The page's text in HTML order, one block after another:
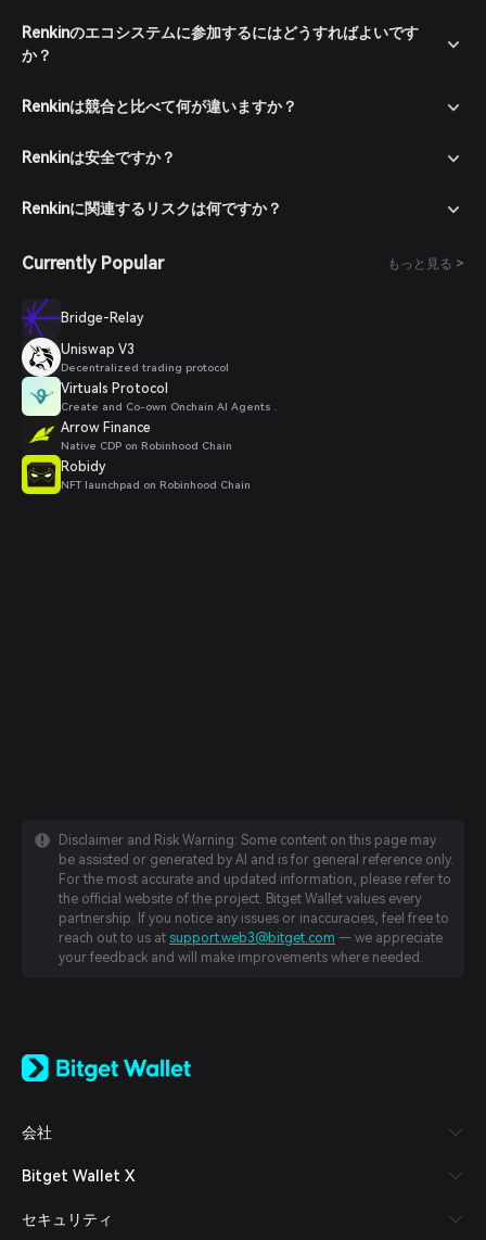
Renkinのエコシステムに参加するにはどうすればよいです
か？
Renkinは競合と比べて何が違いますか？
Renkinは安全ですか？
Renkinに関連するリスクは何ですか？
Currently Popular もっと見る >
Bridge-Relay
Uniswap V3
Decentralized trading protocol
Virtuals Protocol
Create and Co-own Onchain AI Agents .
Arrow Finance
Native CDP on Robinhood Chain
Robidy
NFT launchpad on Robinhood Chain
Disclaimer and Risk Warning: Some content on this page may
be assisted or generated by AI and is for general reference only.
For the most accurate and updated information, please refer to
the official website of the project. Bitget Wallet values every
partnership. If you notice any issues or inaccuracies, feel free to
reach out to us at support.web3@bitget.com — we appreciate
your feedback and will make improvements where needed.
日本語
Español (Latinoamérica)
Italiano
Deutsch
会社
Bitget Wallet X
セキュリティ